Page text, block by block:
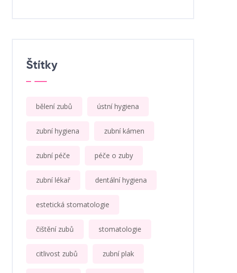
Štítky
bělení zubů ústní hygiena
zubní hygiena zubní kámen
zubní péče péče o zuby
zubní lékař dentální hygiena
estetická stomatologie
čištění zubů stomatologie
citlivost zubů zubní plak